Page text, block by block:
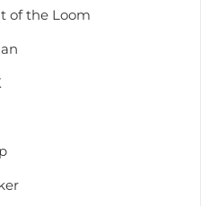
of the Loom